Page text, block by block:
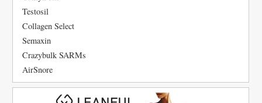
Testosil
Collagen Select
Semaxin
Crazybulk SARMs
AirSnore